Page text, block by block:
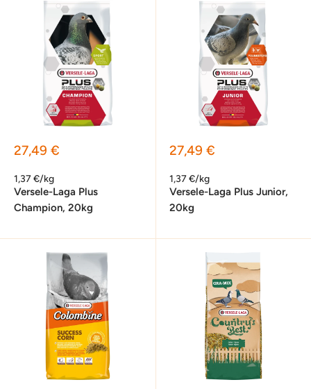
Sonderpreis
27,49 €
1,37 €/kg
Versele-Laga Plus
Champion, 20kg
Sonderpreis
27,49 €
1,37 €/kg
Versele-Laga Plus Junior,
20kg